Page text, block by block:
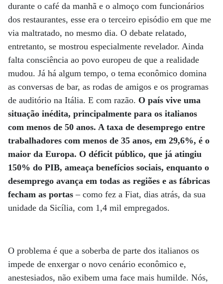
durante o café da manhã e o almoço com funcionários
dos restaurantes, esse era o terceiro episódio em que me
via maltratado, no mesmo dia. O debate relatado,
entretanto, se mostrou especialmente revelador. Ainda
falta consciência ao povo europeu de que a realidade
mudou. Já há algum tempo, o tema econômico domina
as conversas de bar, as rodas de amigos e os programas
de auditório na Itália. E com razão. O país vive uma
situação inédita, principalmente para os italianos
com menos de 50 anos. A taxa de desemprego entre
trabalhadores com menos de 35 anos, em 29,6%, é o
maior da Europa. O déficit público, que já atingiu
150% do PIB, ameaça benefícios sociais, enquanto o
desemprego avança em todas as regiões e as fábricas
fecham as portas – como fez a Fiat, dias atrás, da sua
unidade da Sicília, com 1,4 mil empregados.
O problema é que a soberba de parte dos italianos os
impede de enxergar o novo cenário econômico e,
anestesiados, não exibem uma face mais humilde. Nós,